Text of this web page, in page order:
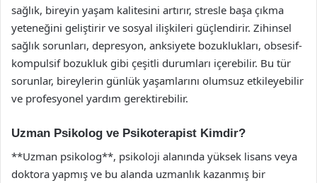
sağlık, bireyin yaşam kalitesini artırır, stresle başa çıkma
yeteneğini geliştirir ve sosyal ilişkileri güçlendirir. Zihinsel
sağlık sorunları, depresyon, anksiyete bozuklukları, obsesif-
kompulsif bozukluk gibi çeşitli durumları içerebilir. Bu tür
sorunlar, bireylerin günlük yaşamlarını olumsuz etkileyebilir
ve profesyonel yardım gerektirebilir.
Uzman Psikolog ve Psikoterapist Kimdir?
**Uzman psikolog**, psikoloji alanında yüksek lisans veya
doktora yapmış ve bu alanda uzmanlık kazanmış bir